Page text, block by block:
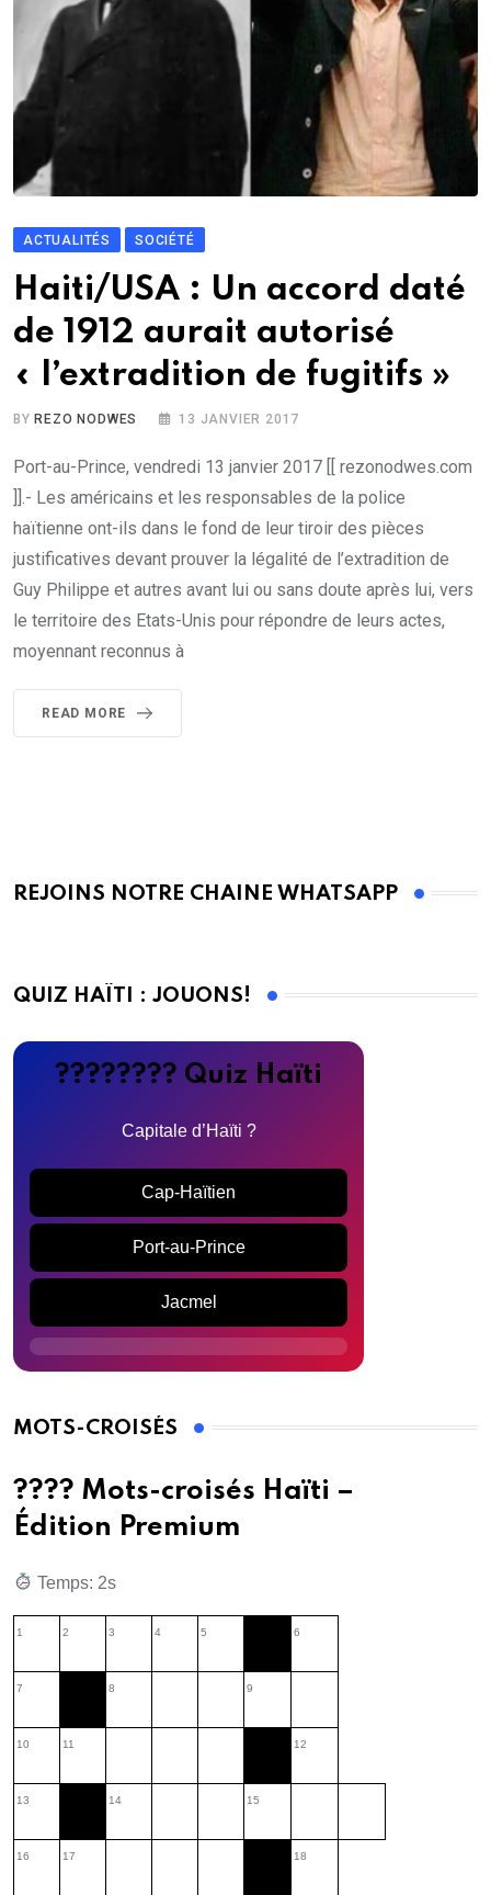
ACTUALITÉS SOCIÉTÉ
Haiti/USA : Un accord daté
de 1912 aurait autorisé
« l’extradition de fugitifs »
BYREZO NODWES 13 JANVIER 2017
Port-au-Prince, vendredi 13 janvier 2017 [[ rezonodwes.com
]].- Les américains et les responsables de la police
haïtienne ont-ils dans le fond de leur tiroir des pièces
justificatives devant prouver la légalité de l’extradition de
Guy Philippe et autres avant lui ou sans doute après lui, vers
le territoire des Etats-Unis pour répondre de leurs actes,
moyennant reconnus à
READ MORE
REJOINS NOTRE CHAINE WHATSAPP
QUIZ HAÏTI : JOUONS!
???????? Quiz Haïti
Capitale d’Haïti ?
Cap-Haïtien
Port-au-Prince
Jacmel
MOTS-CROISÉS
???? Mots-croisés Haïti –
Édition Premium
Temps: 3s
1 2 3 4 5 6
7 8 9
10 11 12
13 14 15
16 17 18